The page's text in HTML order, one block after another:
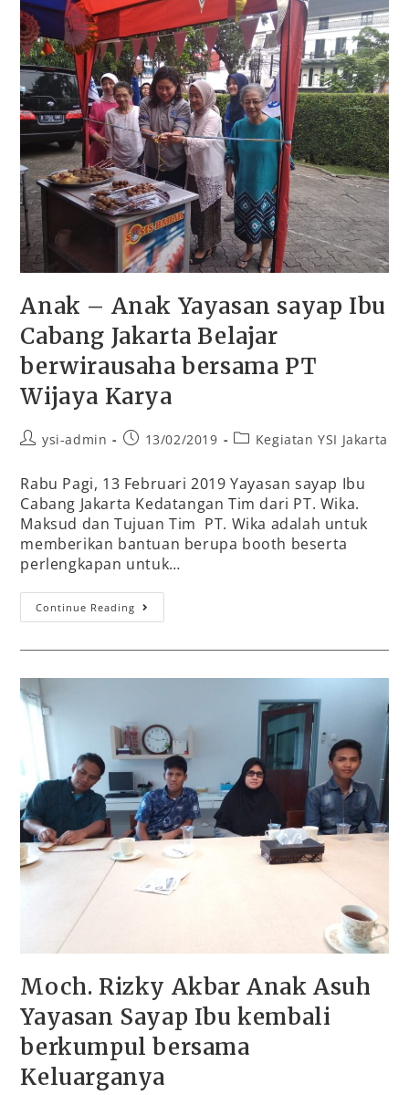
Anak – Anak Yayasan sayap Ibu
Cabang Jakarta Belajar
berwirausaha bersama PT
Wijaya Karya
ysi-admin 13/02/2019 Kegiatan YSI Jakarta
Rabu Pagi, 13 Februari 2019 Yayasan sayap Ibu
Cabang Jakarta Kedatangan Tim dari PT. Wika.
Maksud dan Tujuan Tim PT. Wika adalah untuk
memberikan bantuan berupa booth beserta
perlengkapan untuk…
Continue Reading
Moch. Rizky Akbar Anak Asuh
Yayasan Sayap Ibu kembali
berkumpul bersama
Keluarganya